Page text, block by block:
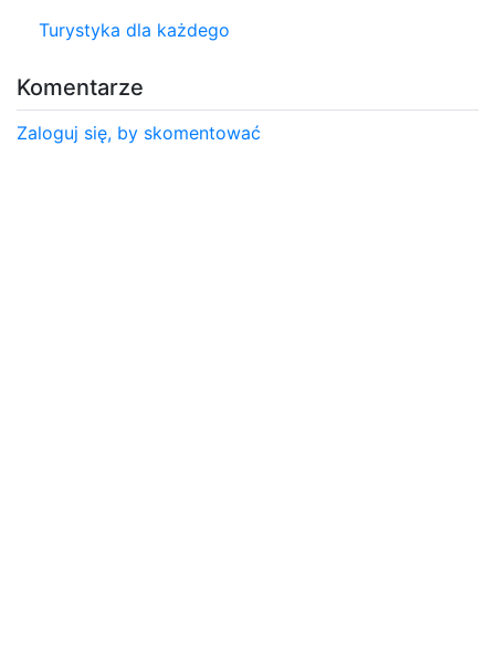
Turystyka dla każdego
Komentarze
Zaloguj się, by skomentować